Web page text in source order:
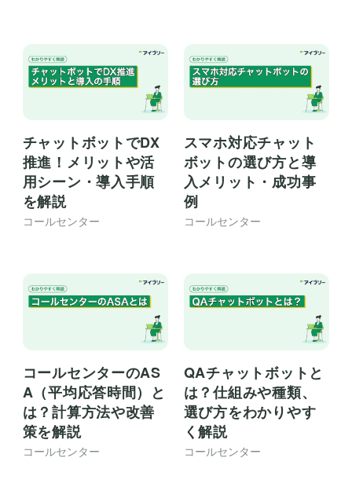
チャットボットでDX
推進！メリットや活
用シーン・導入手順
を解説
コールセンター
スマホ対応チャット
ボットの選び方と導
入メリット・成功事
例
コールセンター
コールセンターのAS
A（平均応答時間）と
は？計算方法や改善
策を解説
コールセンター
QAチャットボットと
は？仕組みや種類、
選び方をわかりやす
く解説
コールセンター